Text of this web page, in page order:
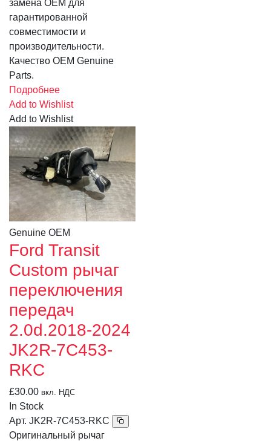
замена OEM для
гарантированной
совместимости и
производительности.
Качество OEM Genuine
Parts.
Подробнее
Add to Wishlist
Add to Wishlist
Genuine OEM
Ford Transit
Custom рычаг
переключения
передач
2.0d.2018-2024
JK2R-7C453-
RKC
£30.00 вкл. НДС
In Stock
Арт. JK2R-7C453-RKC
Оригинальный рычаг